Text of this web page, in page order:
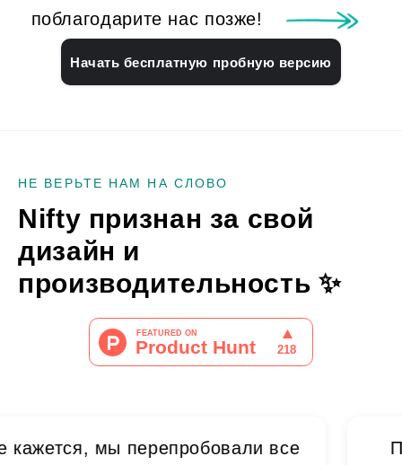
поблагодарите нас позже!
Начать бесплатную пробную версию
НЕ ВЕРЬТЕ НАМ НА СЛОВО
Nifty признан за свой
дизайн и
производительность ✨
мы перепробовали все
По